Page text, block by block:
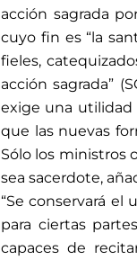
acción sagrada
cuyo fin es “la
fieles,
acción sagrada”
exige una utilidad
que las nuevas
Sólo los ministros
sea sacerdote,
“Se conservará el
para ciertas
capaces de